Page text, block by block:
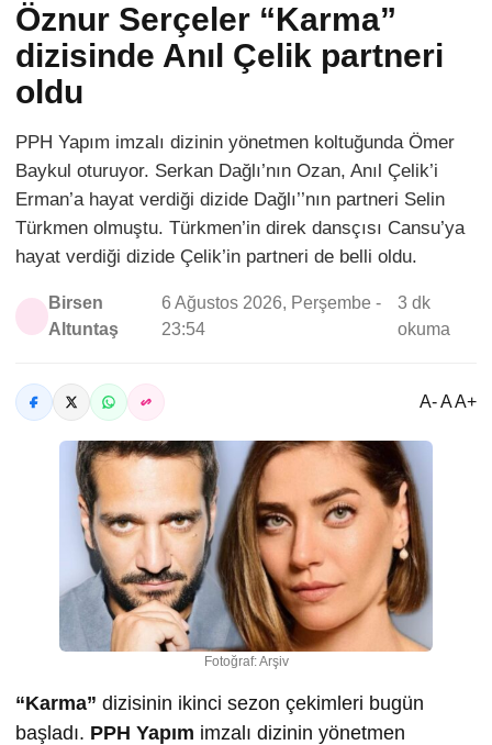
Öznur Serçeler “Karma”
dizisinde Anıl Çelik partneri
oldu
PPH Yapım imzalı dizinin yönetmen koltuğunda Ömer
Baykul oturuyor. Serkan Dağlı’nın Ozan, Anıl Çelik’i
Erman’a hayat verdiği dizide Dağlı’’nın partneri Selin
Türkmen olmuştu. Türkmen’in direk dansçısı Cansu’ya
hayat verdiği dizide Çelik’in partneri de belli oldu.
Birsen
Altuntaş
6 Ağustos 2026, Perşembe -
23:54
3 dk
okuma
A- A A+
Fotoğraf: Arşiv
“Karma” dizisinin ikinci sezon çekimleri bugün
başladı. PPH Yapım imzalı dizinin yönetmen